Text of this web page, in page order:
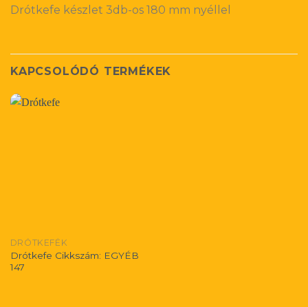
Drótkefe készlet 3db-os 180 mm nyéllel
KAPCSOLÓDÓ TERMÉKEK
DRÓTKEFÉK
Drótkefe Cikkszám: EGYÉB
147